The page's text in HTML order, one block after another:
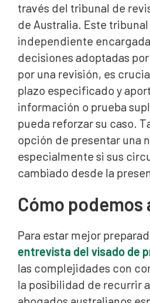
través del tribunal de
de Australia. Este
independiente
decisiones adoptadas
por una revisión, es
plazo especificado y
información o prueba
pueda reforzar su caso.
opción de presentar una
especialmente si sus
cambiado desde la
Cómo
Para estar mejor
entrevista del visado de
las complejidades con
la posibilidad de recurrir